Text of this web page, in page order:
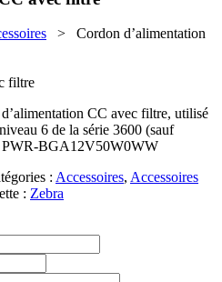
> Cordon d’alimentation
filtre
CC avec filtre, utilisé
6 de la série 3600 (sauf
PWR-BGA12V50W0WW
: Accessoires, Accessoires
: Zebra